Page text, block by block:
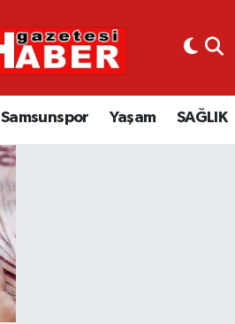
Samsunspor Yaşam SAĞLIK